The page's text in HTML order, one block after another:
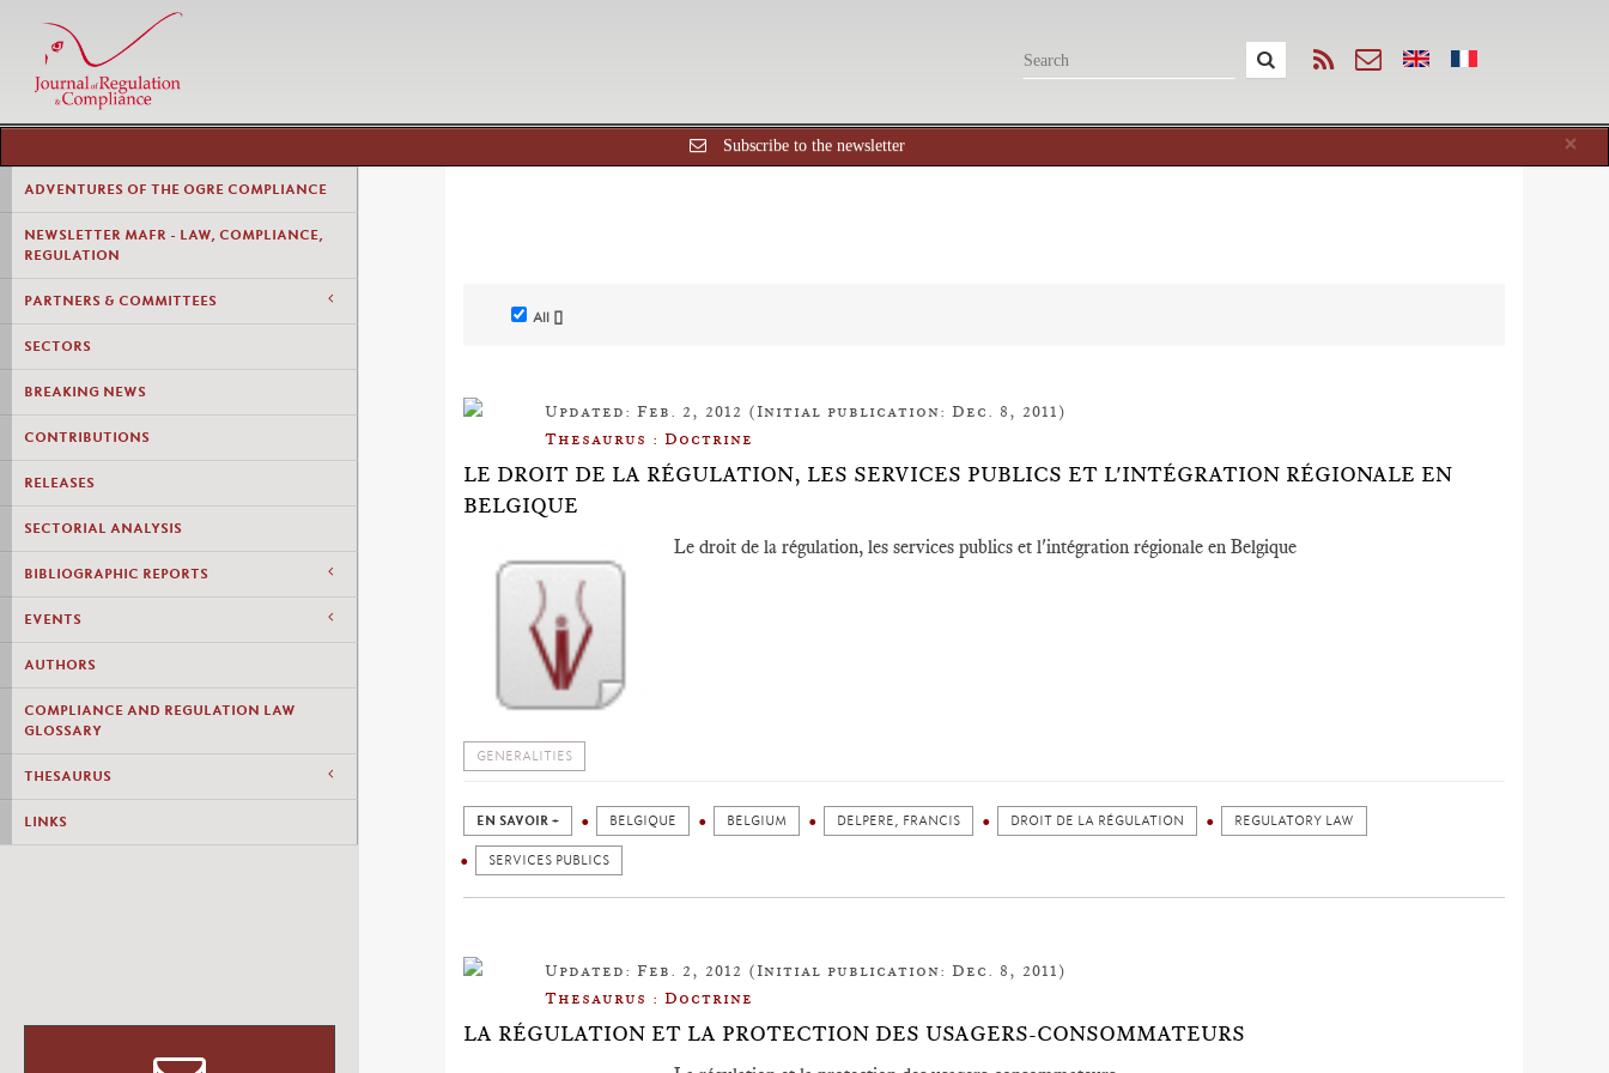
×
Subscribe to the newsletter
ADVENTURES OF THE OGRE COMPLIANCE
NEWSLETTER MAFR - LAW, COMPLIANCE,
REGULATION
PARTNERS & COMMITTEES
SECTORS
BREAKING NEWS
CONTRIBUTIONS
RELEASES
SECTORIAL ANALYSIS
BIBLIOGRAPHIC REPORTS
EVENTS
AUTHORS
COMPLIANCE AND REGULATION LAW
GLOSSARY
THESAURUS
LINKS
All []
Updated: Feb. 2, 2012 (Initial publication: Dec. 8, 2011)
Thesaurus : Doctrine
LE DROIT DE LA RÉGULATION, LES SERVICES PUBLICS ET L'INTÉGRATION RÉGIONALE EN
BELGIQUE
Le droit de la régulation, les services publics et l'intégration régionale en Belgique
GENERALITIES
EN SAVOIR + BELGIQUE BELGIUM DELPERE, FRANCIS DROIT DE LA RÉGULATION REGULATORY LAW
SERVICES PUBLICS
Updated: Feb. 2, 2012 (Initial publication: Dec. 8, 2011)
Thesaurus : Doctrine
LA RÉGULATION ET LA PROTECTION DES USAGERS-CONSOMMATEURS